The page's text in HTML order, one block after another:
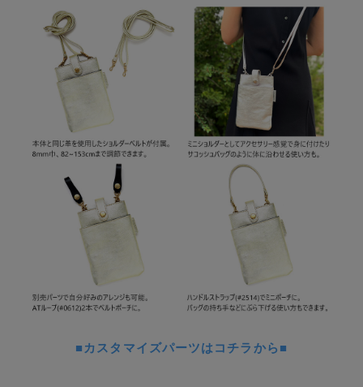
■カスタマイズパーツはコチラから■